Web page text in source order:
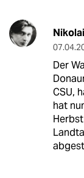
Der
CSU,
hat